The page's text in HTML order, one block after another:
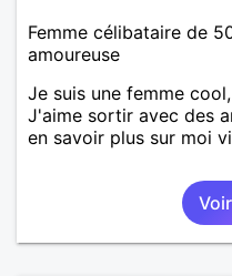
Femme célibataire de
amoureuse
Je suis une femme
J'aime sortir avec des
en savoir plus sur moi